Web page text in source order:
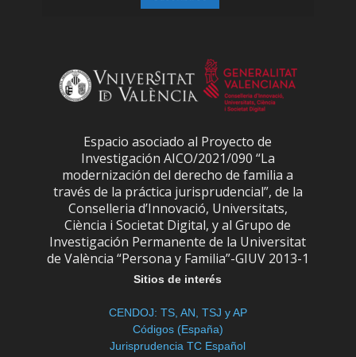
Espacio asociado al Proyecto de
Investigación AICO/2021/090 “La
modernización del derecho de familia a
través de la práctica jurisprudencial”, de la
Conselleria d’Innovació, Universitats,
Ciència i Societat Digital, y al Grupo de
Investigación Permanente de la Universitat
de València “Persona y Familia”-GIUV 2013-1
Sitios de interés
CENDOJ: TS, AN, TSJ y AP
Códigos (España)
Jurisprudencia TC Español